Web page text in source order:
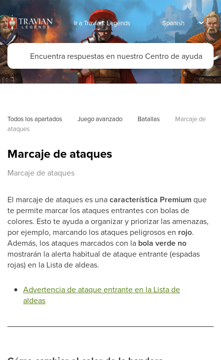
Ir a Travian: Legends
Todos los apartados Juego avanzado Batallas
Marcaje de
ataques
Marcaje de ataques
Marcaje de ataques
El marcaje de ataques es unacaracterística Premiumque
te permite marcar los ataques entrantes con bolas de
colores. Esto te ayuda a organizar y priorizar las amenazas,
por ejemplo, marcando los ataques peligrosos en rojo.
Además, los ataques marcados con la bola verde no
mostrarán la alerta habitual de ataque entrante (espadas
rojas) en la Lista de aldeas.
Advertencia de ataque entrante en la Lista de
aldeas